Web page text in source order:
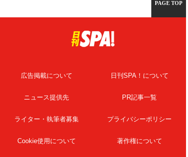
PAGE TOP
広告掲載について 日刊SPA！について
ニュース提供先 PR記事一覧
ライター・執筆者募集 プライバシーポリシー
Cookie使用について 著作権について